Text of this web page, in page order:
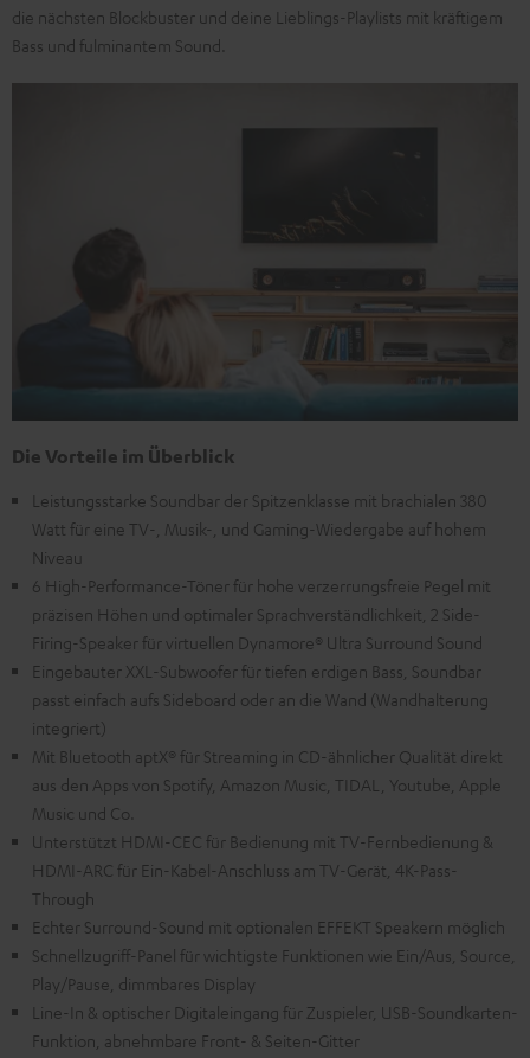
die nächsten Blockbuster und deine Lieblings-Playlists mit kräftigem
Bass und fulminantem Sound.
Die Vorteile im Überblick
Leistungsstarke Soundbar der Spitzenklasse mit brachialen 380
Watt für eine TV-, Musik-, und Gaming-Wiedergabe auf hohem
Niveau
6 High-Performance-Töner für hohe verzerrungsfreie Pegel mit
präzisen Höhen und optimaler Sprachverständlichkeit, 2 Side-
Firing-Speaker für virtuellen Dynamore® Ultra Surround Sound
Eingebauter XXL-Subwoofer für tiefen erdigen Bass, Soundbar
passt einfach aufs Sideboard oder an die Wand (Wandhalterung
integriert)
Mit Bluetooth aptX® für Streaming in CD-ähnlicher Qualität direkt
aus den Apps von Spotify, Amazon Music, TIDAL, Youtube, Apple
Music und Co.
Unterstützt HDMI-CEC für Bedienung mit TV-Fernbedienung &
HDMI-ARC für Ein-Kabel-Anschluss am TV-Gerät, 4K-Pass-
Through
Echter Surround-Sound mit optionalen EFFEKT Speakern möglich
Schnellzugriff-Panel für wichtigste Funktionen wie Ein/Aus, Source,
Play/Pause, dimmbares Display
Line-In & optischer Digitaleingang für Zuspieler, USB-Soundkarten-
Funktion, abnehmbare Front- & Seiten-Gitter